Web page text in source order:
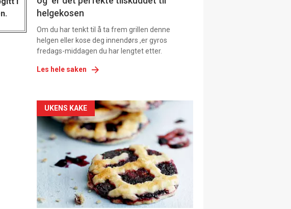
rett
helgekosen
Om du har tenkt til å ta frem grillen denne
helgen eller kose deg innendørs ,er gyros
fredags-middagen du har lengtet etter.
Les hele saken
Artikler
detail
-
section
11
UKENS KAKE